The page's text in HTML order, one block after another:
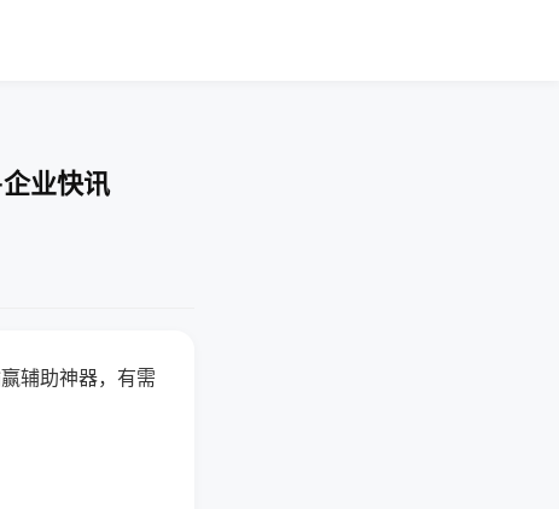
业快讯
辅助神器，有需